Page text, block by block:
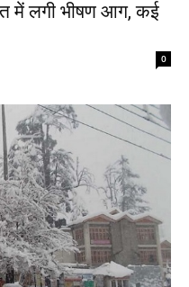
में लगी भीषण आग, कई
0